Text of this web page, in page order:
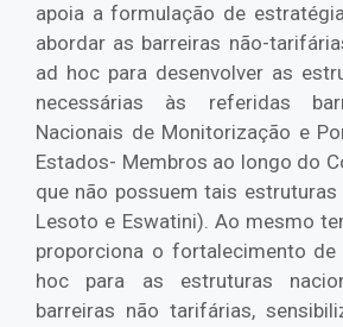
apoia a formulação de
abordar as barreiras não-
ad hoc para desenvolver as
necessárias às referidas
Nacionais de Monitorização e
Estados- Membros ao longo do
que não possuem tais estruturas
Lesoto e Eswatini). Ao mesmo
proporciona o fortalecimento de
hoc para as estruturas
barreiras não tarifárias,